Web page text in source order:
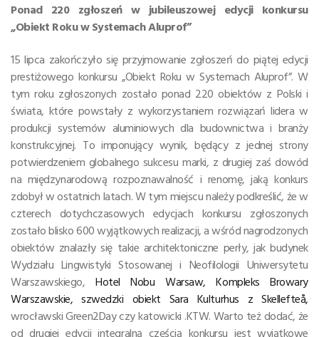
Ponad 220 zgłoszeń w jubileuszowej edycji konkursu
„Obiekt Roku w Systemach Aluprof”
15 lipca zakończyło się przyjmowanie zgłoszeń do piątej edycji
prestiżowego konkursu „Obiekt Roku w Systemach Aluprof”. W
tym roku zgłoszonych zostało ponad 220 obiektów z Polski i
świata, które powstały z wykorzystaniem rozwiązań lidera w
produkcji systemów aluminiowych dla budownictwa i branży
konstrukcyjnej. To imponujący wynik, będący z jednej strony
potwierdzeniem globalnego sukcesu marki, z drugiej zaś dowód
na międzynarodową rozpoznawalność i renomę, jaką konkurs
zdobył w ostatnich latach. W tym miejscu należy podkreślić, że w
czterech dotychczasowych edycjach konkursu zgłoszonych
zostało blisko 600 wyjątkowych realizacji, a wśród nagrodzonych
obiektów znalazły się takie architektoniczne perły, jak budynek
Wydziału Lingwistyki Stosowanej i Neofilologii Uniwersytetu
Warszawskiego, Hotel Nobu Warsaw, Kompleks Browary
Warszawskie, szwedzki obiekt Sara Kulturhus z Skellefteå,
wrocławski Green2Day czy katowicki .KTW. Warto też dodać, że
od drugiej edycji integralną częścią konkursu jest wyjątkowe